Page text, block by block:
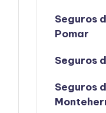
Seguros
Pomar
Seguros
Seguros